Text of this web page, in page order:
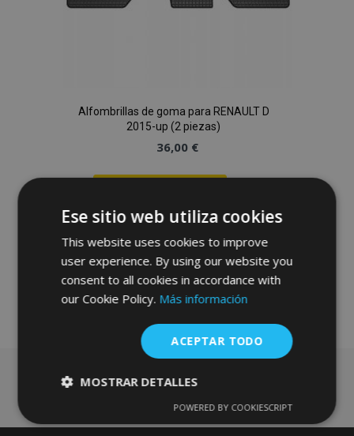
Alfombrillas de goma para RENAULT D
2015-up (2 piezas)
36,00 €
Añadir
a la
Lista
Deseos
Ese sitio web utiliza cookies
This website uses cookies to improve
user experience. By using our website you
consent to all cookies in accordance with
our Cookie Policy. Más información
ACEPTAR TODO
MOSTRAR DETALLES
estrictamente
Cookies de
rendimiento
POWERED BY COOKIESCRIPT